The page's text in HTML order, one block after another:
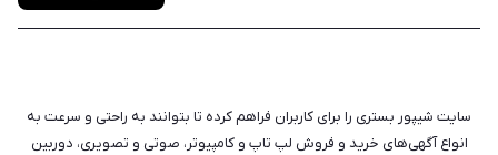
سایت شیپور بستری را برای کاربران فراهم کرده تا بتوانند به راحتی و سرعت به
انواع آگهی‌های خرید و فروش لپ تاپ و کامپیوتر، صوتی و تصویری، دوربین